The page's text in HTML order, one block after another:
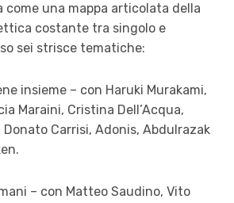
come una mappa articolata della
costante tra singolo e
sei strisce tematiche:
insieme – con Haruki Murakami,
Maraini, Cristina Dell’Acqua,
Donato Carrisi, Adonis, Abdulrazak
– con Matteo Saudino, Vito